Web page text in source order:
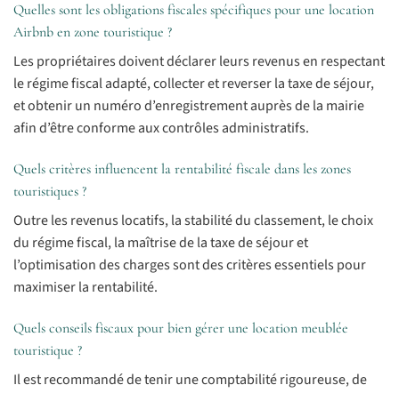
Quelles sont les obligations fiscales spécifiques pour une location
Airbnb en zone touristique ?
Les propriétaires doivent déclarer leurs revenus en respectant
le régime fiscal adapté, collecter et reverser la taxe de séjour,
et obtenir un numéro d’enregistrement auprès de la mairie
afin d’être conforme aux contrôles administratifs.
Quels critères influencent la rentabilité fiscale dans les zones
touristiques ?
Outre les revenus locatifs, la stabilité du classement, le choix
du régime fiscal, la maîtrise de la taxe de séjour et
l’optimisation des charges sont des critères essentiels pour
maximiser la rentabilité.
Quels conseils fiscaux pour bien gérer une location meublée
touristique ?
Il est recommandé de tenir une comptabilité rigoureuse, de